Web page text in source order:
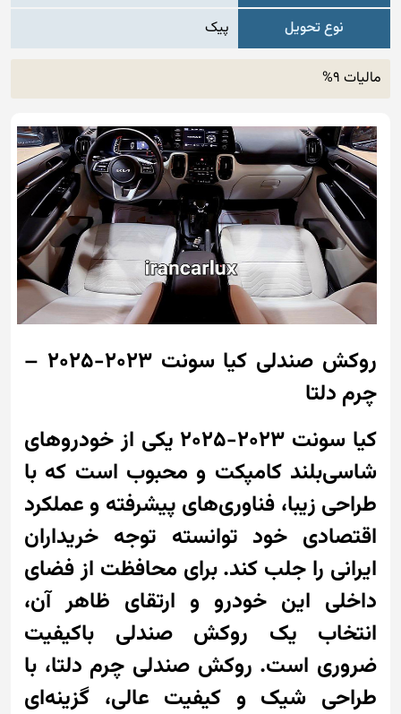
نوع تحویل
پیک
مالیات 9%
روکش صندلی کیا سونت 2023-2025 –
چرم دلتا
کیا سونت 2023-2025 یکی از خودروهای
شاسی‌بلند کامپکت و محبوب است که با
طراحی زیبا، فناوری‌های پیشرفته و عملکرد
اقتصادی خود توانسته توجه خریداران
ایرانی را جلب کند. برای محافظت از فضای
داخلی این خودرو و ارتقای ظاهر آن،
انتخاب یک روکش صندلی باکیفیت
ضروری است. روکش صندلی چرم دلتا، با
طراحی شیک و کیفیت عالی، گزینه‌ای